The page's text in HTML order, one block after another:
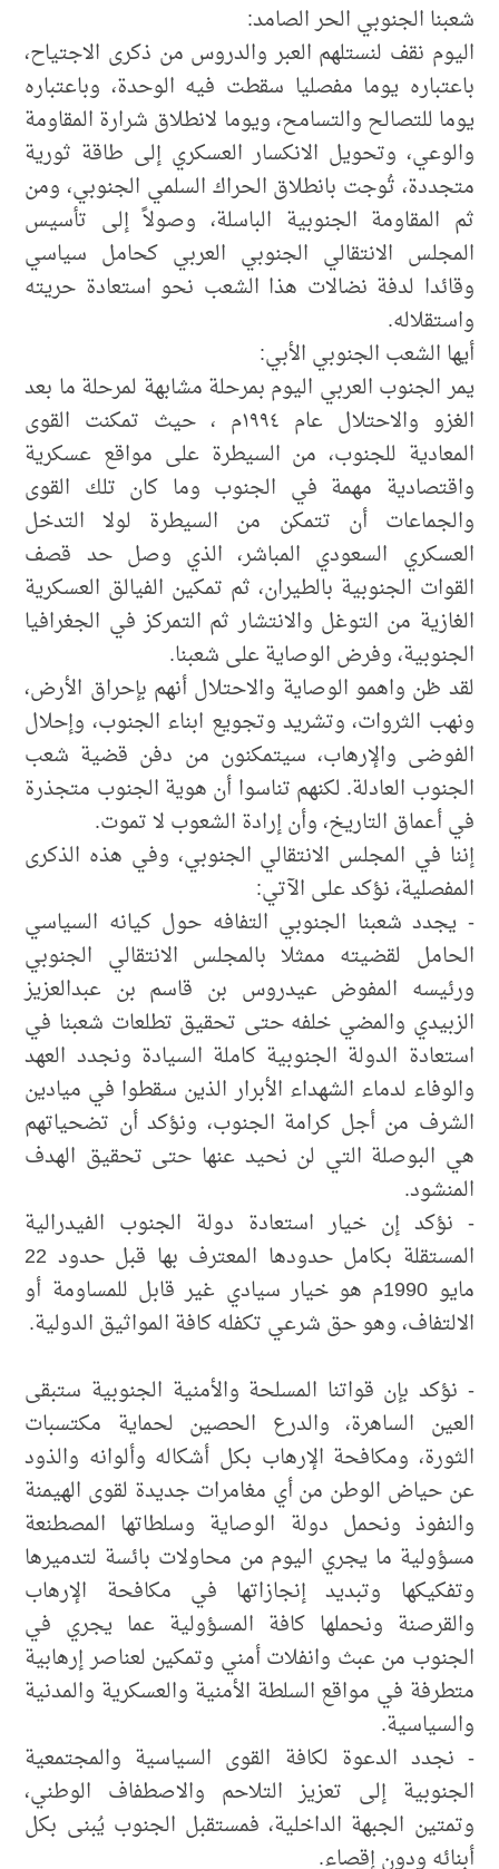
شعبنا الجنوبي الحر الصامد:
اليوم نقف لنستلهم العبر والدروس من ذكرى الاجتياح،
باعتباره يوما مفصليا سقطت فيه الوحدة، وباعتباره
يوما للتصالح والتسامح، ويوما لانطلاق شرارة المقاومة
والوعي، وتحويل الانكسار العسكري إلى طاقة ثورية
متجددة، تُوجت بانطلاق الحراك السلمي الجنوبي، ومن
ثم المقاومة الجنوبية الباسلة، وصولاً إلى تأسيس
المجلس الانتقالي الجنوبي العربي كحامل سياسي
وقائدا لدفة نضالات هذا الشعب نحو استعادة حريته
واستقلاله.
​أيها الشعب الجنوبي الأبي:
يمر الجنوب العربي اليوم بمرحلة مشابهة لمرحلة ما بعد
الغزو والاحتلال عام ١٩٩٤م ، حيث تمكنت القوى
المعادية للجنوب، من السيطرة على مواقع عسكرية
واقتصادية مهمة في الجنوب وما كان تلك القوى
والجماعات أن تتمكن من السيطرة لولا التدخل
العسكري السعودي المباشر، الذي وصل حد قصف
القوات الجنوبية بالطيران، ثم تمكين الفيالق العسكرية
الغازية من التوغل والانتشار ثم التمركز في الجغرافيا
الجنوبية، وفرض الوصاية على شعبنا.
​لقد ظن واهمو الوصاية والاحتلال أنهم بإحراق الأرض،
ونهب الثروات، وتشريد وتجويع ابناء الجنوب، وإحلال
الفوضى والإرهاب، سيتمكنون من دفن قضية شعب
الجنوب العادلة. لكنهم تناسوا أن هوية الجنوب متجذرة
في أعماق التاريخ، وأن إرادة الشعوب لا تموت.
​إننا في المجلس الانتقالي الجنوبي، وفي هذه الذكرى
المفصلية، نؤكد على الآتي:
- يجدد شعبنا الجنوبي التفافه حول كيانه السياسي
الحامل لقضيته ممثلا بالمجلس الانتقالي الجنوبي
ورئيسه المفوض عيدروس بن قاسم بن عبدالعزيز
الزبيدي والمضي خلفه حتى تحقيق تطلعات شعبنا في
استعادة الدولة الجنوبية كاملة السيادة ونجدد العهد
والوفاء لدماء الشهداء الأبرار الذين سقطوا في ميادين
الشرف من أجل كرامة الجنوب، ونؤكد أن تضحياتهم
هي البوصلة التي لن نحيد عنها حتى تحقيق الهدف
المنشود.
- نؤكد​ إن خيار استعادة دولة الجنوب الفيدرالية
المستقلة بكامل حدودها المعترف بها قبل حدود 22
مايو 1990م هو خيار سيادي غير قابل للمساومة أو
الالتفاف، وهو حق شرعي تكفله كافة المواثيق الدولية.
​- نؤكد بإن قواتنا المسلحة والأمنية الجنوبية ستبقى
العين الساهرة، والدرع الحصين لحماية مكتسبات
الثورة، ومكافحة الإرهاب بكل أشكاله وألوانه والذود
عن حياض الوطن من أي مغامرات جديدة لقوى الهيمنة
والنفوذ ونحمل دولة الوصاية وسلطاتها المصطنعة
مسؤولية ما يجري اليوم من محاولات بائسة لتدميرها
وتفكيكها وتبديد إنجازاتها في مكافحة الإرهاب
والقرصنة ونحملها كافة المسؤولية عما يجري في
الجنوب من عبث وانفلات أمني وتمكين لعناصر إرهابية
متطرفة في مواقع السلطة الأمنية والعسكرية والمدنية
والسياسية.
- نجدد الدعوة لكافة القوى السياسية والمجتمعية
الجنوبية إلى تعزيز التلاحم والاصطفاف الوطني،
وتمتين الجبهة الداخلية، فمستقبل الجنوب يُبنى بكل
أبنائه ودون إقصاء.